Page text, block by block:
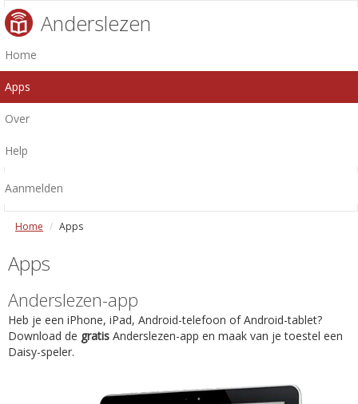
Anderslezen
Home
Apps
Over
Help
Aanmelden
Home Apps
Apps
Anderslezen-app
Heb je een iPhone, iPad, Android-telefoon of Android-tablet?
Download de gratis Anderslezen-app en maak van je toestel een
Daisy-speler.